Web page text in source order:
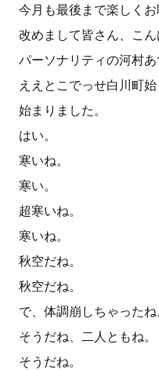
今月も最後まで楽しくお
改めまして皆さん、こん
パーソナリティの河村あ
ええとこでっせ白川町始
始まりました。
はい。
寒いね。
寒い。
超寒いね。
寒いね。
秋空だね。
秋空だね。
で、体調崩しちゃったね
そうだね、二人ともね。
そうだね。